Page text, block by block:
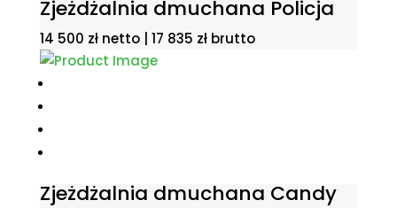
Zjeżdżalnia dmuchana Policja
14 500 zł netto | 17 835 złbrutto
Zjeżdżalnia dmuchana Candy